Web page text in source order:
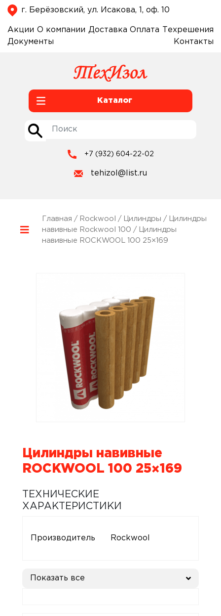
г. Берёзовский, ул. Исакова, 1, оф. 10
Акции О компании Доставка Оплата
Техрешения
Документы
Контакты
Каталог
+7 (932) 604-22-02
tehizol@list.ru
Главная / Rockwool / Цилиндры /
Цилиндры
навивные Rockwool 100 / Цилиндры
навивные ROCKWOOL 100 25×169
Цилиндры навивные
ROCKWOOL 100 25×169
ТЕХНИЧЕСКИЕ
ХАРАКТЕРИСТИКИ
Производитель Rockwool
Показать все